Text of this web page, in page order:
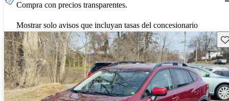
Compra con precios transparentes.
Mostrar solo avisos que incluyan tasas del concesionario